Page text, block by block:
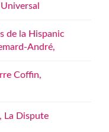
de la Hispanic
André,
Coffin,
La Dispute